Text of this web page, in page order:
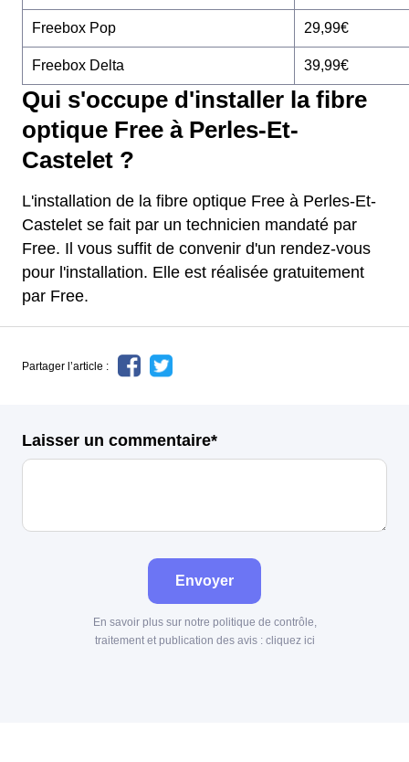
Freebox Pop 29,99€
Freebox Delta 39,99€
Qui s'occupe d'installer la fibre
optique Free à Perles-Et-
Castelet ?
L'installation de la fibre optique Free à Perles-Et-
Castelet se fait par un technicien mandaté par
Free. Il vous suffit de convenir d'un rendez-vous
pour l'installation. Elle est réalisée gratuitement
par Free.
Partager l’article :
Laisser un commentaire*
Envoyer
En savoir plus sur notre politique de contrôle,
traitement et publication des avis : cliquez ici